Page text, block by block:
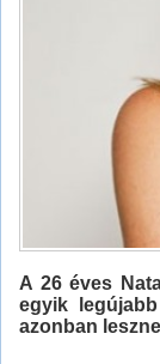
A 26 éves
egyik
azonban